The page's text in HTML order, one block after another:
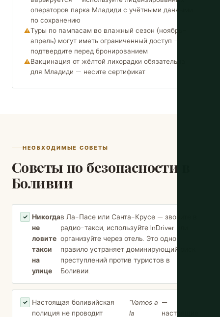
операторов парка Младиди с учётными данными
по сохранению
Туры по пампасам во влажный сезон (ноябрь–
апрель) могут иметь ограниченный доступ —
подтвердите перед бронированием
Вакцинация от жёлтой лихорадки обязательна
для Младиди — несите сертификат
НЕОБХОДИМЫЕ СОВЕТЫ
Советы по безопасности в
Боливии
✓
Никогда
не
ловите
такси
на
улице
в Ла-Пасе или Санта-Крусе — звоните в
радио-такси, используйте InDriver или
организуйте через отель. Это одно
правило устраняет доминирующий риск
преступлений против туристов в
Боливии.
✓
Настоящая боливийская
полиция не проводит
"Vamos a
la
—
настоящие